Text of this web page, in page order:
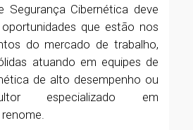
Segurança Cibernética deve
que estão nos
do mercado de trabalho,
atuando em equipes de
de alto desempenho ou
especializado em